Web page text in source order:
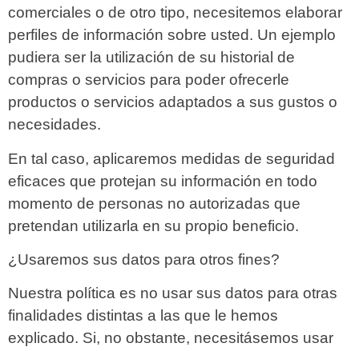
comerciales o de otro tipo, necesitemos elaborar
perfiles de información sobre usted. Un ejemplo
pudiera ser la utilización de su historial de
compras o servicios para poder ofrecerle
productos o servicios adaptados a sus gustos o
necesidades.
En tal caso, aplicaremos medidas de seguridad
eficaces que protejan su información en todo
momento de personas no autorizadas que
pretendan utilizarla en su propio beneficio.
¿Usaremos sus datos para otros fines?
Nuestra política es no usar sus datos para otras
finalidades distintas a las que le hemos
explicado. Si, no obstante, necesitásemos usar